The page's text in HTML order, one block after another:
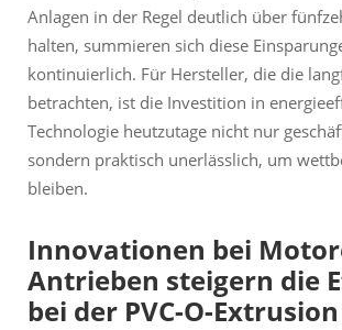
Anlagen in der Regel deutlich über
halten, summieren sich diese
kontinuierlich. Für Hersteller, die die
betrachten, ist die Investition in
Technologie heutzutage nicht nur
sondern praktisch unerlässlich, um
bleiben.
Innovationen bei
Antrieben steigern die
bei der PVC-O-Extrusion